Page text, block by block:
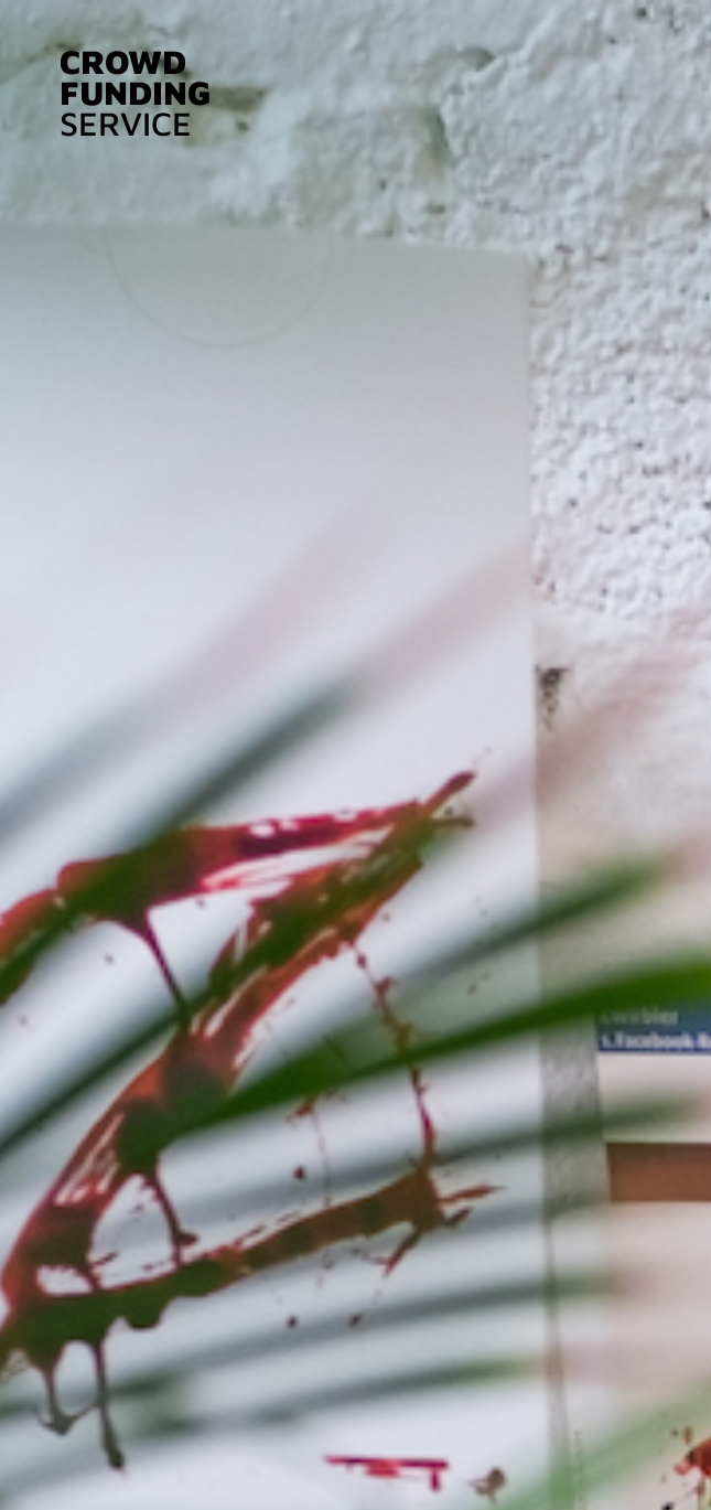
CROWD
FUNDING
SERVICE